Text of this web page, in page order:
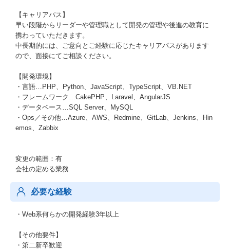
【キャリアパス】
早い段階からリーダーや管理職として開発の管理や後進の教育に
携わっていただきます。
中長期的には、ご意向とご経験に応じたキャリアパスがあります
ので、面接にてご相談ください。
【開発環境】
・言語…PHP、Python、JavaScript、TypeScript、VB.NET
・フレームワーク…CakePHP、Laravel、AngularJS
・データベース…SQL Server、MySQL
・Ops／その他…Azure、AWS、Redmine、GitLab、Jenkins、Hin
emos、Zabbix
変更の範囲：有
会社の定める業務
必要な経験
・Web系何らかの開発経験3年以上
【その他要件】
・第二新卒歓迎